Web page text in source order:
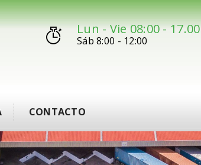
Lun - Vie 08:00 - 17.00
Sáb 8:00 - 12:00
CONTACTO